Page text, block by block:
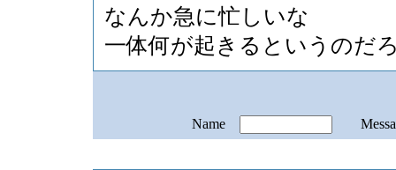
なんか急に忙しいな
一体何が起きるというのだ
Name